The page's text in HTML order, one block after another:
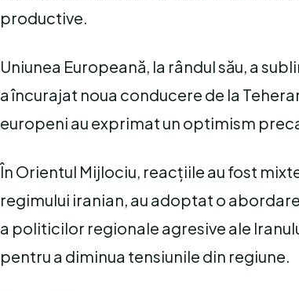
productive.
Uniunea Europeană, la rândul său, a
a încurajat noua conducere de la
europeni au exprimat un optimism
În Orientul Mijlociu, reacțiile au fost
regimului iranian, au adoptat o
a politicilor regionale agresive ale
pentru a diminua tensiunile din regiune.